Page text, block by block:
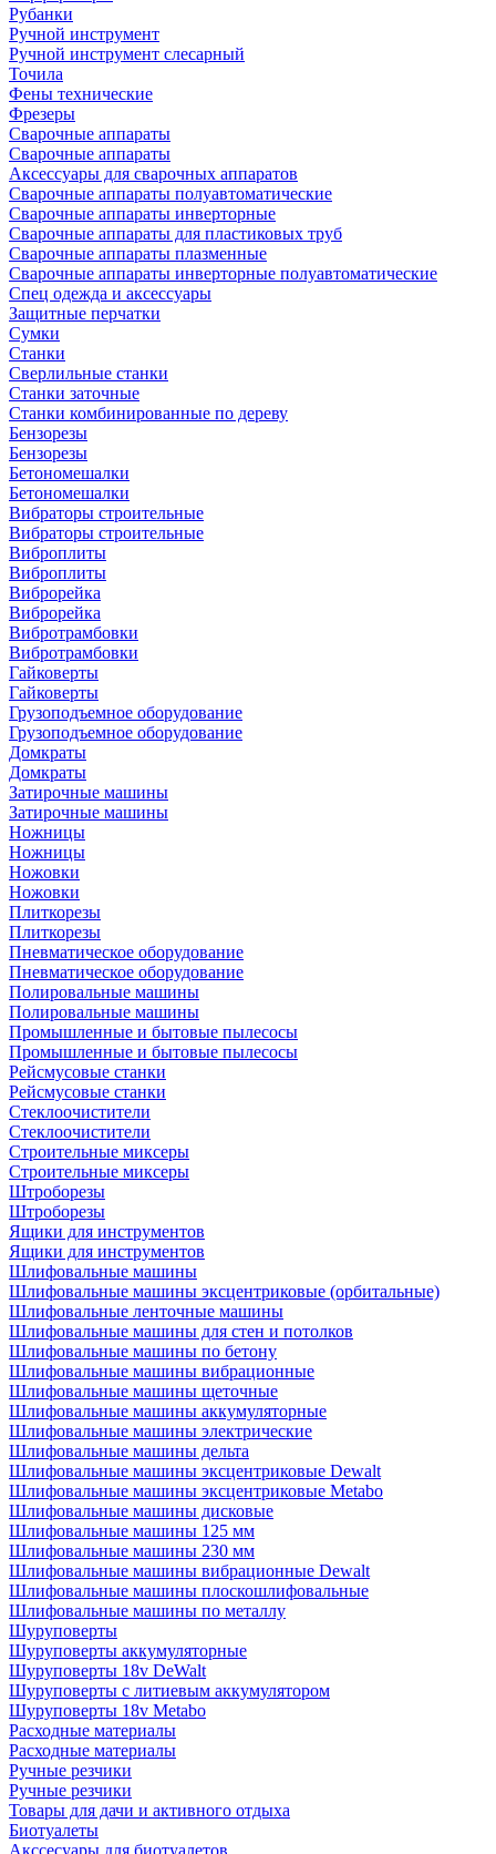
Рубанки
Ручной инструмент
Ручной инструмент слесарный
Точила
Фены технические
Фрезеры
Сварочные аппараты
Сварочные аппараты
Аксессуары для сварочных аппаратов
Сварочные аппараты полуавтоматические
Сварочные аппараты инверторные
Сварочные аппараты для пластиковых труб
Сварочные аппараты плазменные
Сварочные аппараты инверторные полуавтоматические
Спец одежда и аксессуары
Защитные перчатки
Сумки
Станки
Сверлильные станки
Станки заточные
Станки комбинированные по дереву
Бензорезы
Бензорезы
Бетономешалки
Бетономешалки
Вибраторы строительные
Вибраторы строительные
Виброплиты
Виброплиты
Виброрейка
Виброрейка
Вибротрамбовки
Вибротрамбовки
Гайковерты
Гайковерты
Грузоподъемное оборудование
Грузоподъемное оборудование
Домкраты
Домкраты
Затирочные машины
Затирочные машины
Ножницы
Ножницы
Ножовки
Ножовки
Плиткорезы
Плиткорезы
Пневматическое оборудование
Пневматическое оборудование
Полировальные машины
Полировальные машины
Промышленные и бытовые пылесосы
Промышленные и бытовые пылесосы
Рейсмусовые станки
Рейсмусовые станки
Стеклоочистители
Стеклоочистители
Строительные миксеры
Строительные миксеры
Штроборезы
Штроборезы
Ящики для инструментов
Ящики для инструментов
Шлифовальные машины
Шлифовальные машины эксцентриковые (орбитальные)
Шлифовальные ленточные машины
Шлифовальные машины для стен и потолков
Шлифовальные машины по бетону
Шлифовальные машины вибрационные
Шлифовальные машины щеточные
Шлифовальные машины аккумуляторные
Шлифовальные машины электрические
Шлифовальные машины дельта
Шлифовальные машины эксцентриковые Dewalt
Шлифовальные машины эксцентриковые Metabo
Шлифовальные машины дисковые
Шлифовальные машины 125 мм
Шлифовальные машины 230 мм
Шлифовальные машины вибрационные Dewalt
Шлифовальные машины плоскошлифовальные
Шлифовальные машины по металлу
Шуруповерты
Шуруповерты аккумуляторные
Шуруповерты 18v DeWalt
Шуруповерты с литиевым аккумулятором
Шуруповерты 18v Metabo
Расходные материалы
Расходные материалы
Ручные резчики
Ручные резчики
Товары для дачи и активного отдыха
Биотуалеты
Акссесуары для биотуалетов